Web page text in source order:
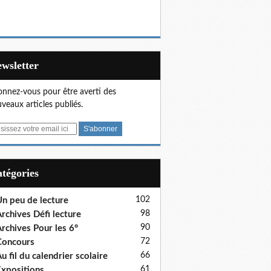
vous pour être averti des
articles publiés.
peu de lecture 102
Défi lecture 98
Pour les 6° 90
72
fil du calendrier scolaire 66
61